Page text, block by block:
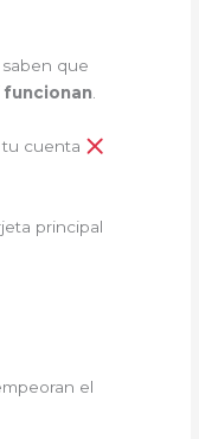
que
.
cuenta
principal
el